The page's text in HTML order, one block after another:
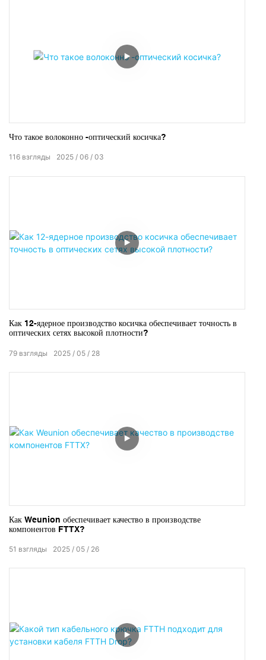
Что такое волоконно -оптический косичка?
2025 06 03
116 взгляды
Как 12-ядерное производство косичка обеспечивает точность в
оптических сетях высокой плотности?
2025 05 28
79 взгляды
Как Weunion обеспечивает качество в производстве
компонентов FTTX?
2025 05 26
51 взгляды